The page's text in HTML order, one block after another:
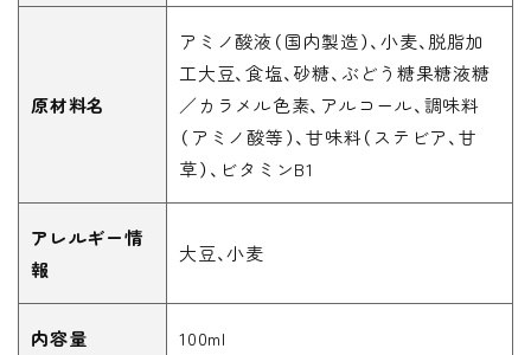
原材料名
アミノ酸液（国内製造）、小麦、脱脂加
工大豆、食塩、砂糖、ぶどう糖果糖液糖
／カラメル色素、アルコール、調味料
（アミノ酸等）、甘味料（ステビア、甘
草）、ビタミンB1
アレルギー情
報
大豆、小麦
内容量 100ml